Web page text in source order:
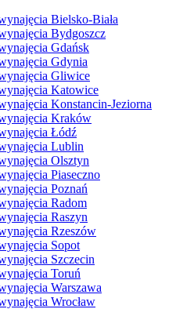
Bielsko-Biała
Bydgoszcz
Gdańsk
Gdynia
Gliwice
Katowice
Konstancin-Jeziorna
Kraków
Łódź
Lublin
Olsztyn
Piaseczno
Poznań
Radom
Raszyn
Rzeszów
Sopot
Szczecin
Toruń
Warszawa
Wrocław